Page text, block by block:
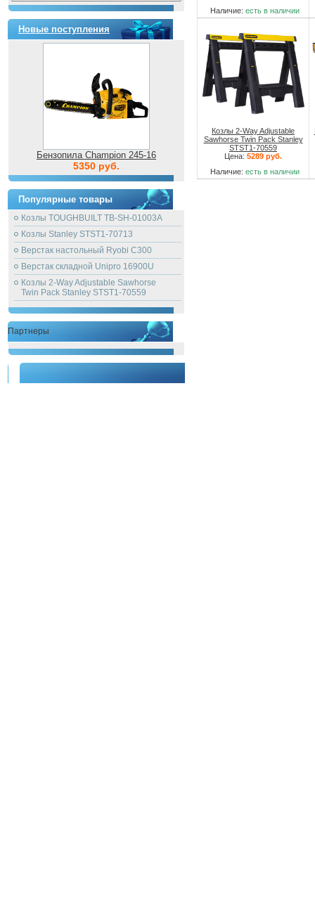
Новые поступления
Бензопила Champion 245-16
5350 руб.
Популярные товары
Козлы TOUGHBUILT TB-SH-01003A
Козлы Stanley STST1-70713
Верстак настольный Ryobi C300
Верстак складной Unipro 16900U
Козлы 2-Way Adjustable Sawhorse
Twin Pack Stanley STST1-70559
Партнеры
Наличие: есть в наличии
Козлы 2-Way Adjustable
Sawhorse Twin Pack Stanley
STST1-70559
Цена: 5289 руб.
Наличие: есть в наличии